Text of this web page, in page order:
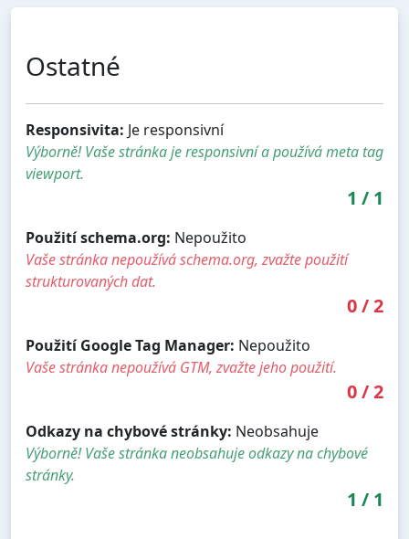
Ostatné
Responsivita: Je responsivní
Výborně! Vaše stránka je responsivní a používá meta tag
viewport.
1 / 1
Použití schema.org: Nepoužito
Vaše stránka nepoužívá schema.org, zvažte použití
strukturovaných dat.
0/2
Použití Google Tag Manager: Nepoužito
Vaše stránka nepoužívá GTM, zvažte jeho použití.
0/2
Odkazy na chybové stránky: Neobsahuje
Výborně! Vaše stránka neobsahuje odkazy na chybové
stránky.
1 / 1